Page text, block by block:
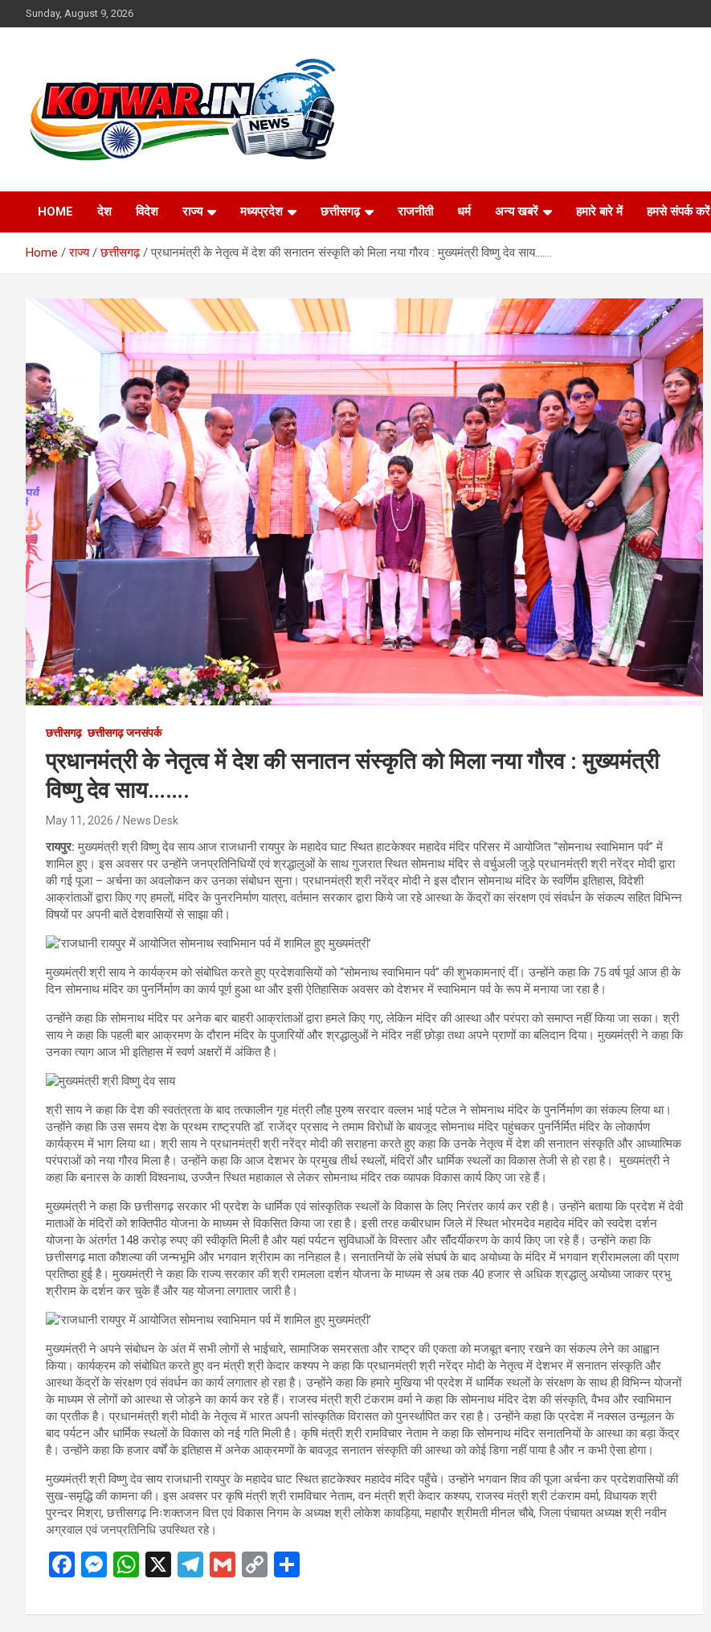
to
Sunday, August 9, 2026
kotwar.in
HOME देश विदेश राज्य मध्यप्रदेश छत्तीसगढ़ राजनीती धर्म अन्य खबरें हमारे बारे में हमसे संपर्क करें
Home राज्य छत्तीसगढ़ प्रधानमंत्री के नेतृत्व में देश की सनातन संस्कृति को मिला नया गौरव : मुख्यमंत्री विष्णु देव साय…….
छत्तीसगढ़ छत्तीसगढ़ जनसंपर्क
प्रधानमंत्री के नेतृत्व में देश की सनातन संस्कृति को मिला नया गौरव : मुख्यमंत्री
विष्णु देव साय…….
May 11, 2026 News Desk
रायपुर: मुख्यमंत्री श्री विष्णु देव साय आज राजधानी रायपुर के महादेव घाट स्थित हाटकेश्वर महादेव मंदिर परिसर में आयोजित “सोमनाथ स्वाभिमान पर्व” में
शामिल हुए। इस अवसर पर उन्होंने जनप्रतिनिधियों एवं श्रद्धालुओं के साथ गुजरात स्थित सोमनाथ मंदिर से वर्चुअली जुड़े प्रधानमंत्री श्री नरेंद्र मोदी द्वारा
की गई पूजा – अर्चना का अवलोकन कर उनका संबोधन सुना। प्रधानमंत्री श्री नरेंद्र मोदी ने इस दौरान सोमनाथ मंदिर के स्वर्णिम इतिहास, विदेशी
आक्रांताओं द्वारा किए गए हमलों, मंदिर के पुनरनिर्माण यात्रा, वर्तमान सरकार द्वारा किये जा रहे आस्था के केंद्रों का संरक्षण एवं संवर्धन के संकल्प सहित विभिन्न
विषयों पर अपनी बातें देशवासियों से साझा की।
मुख्यमंत्री श्री साय ने कार्यक्रम को संबोधित करते हुए प्रदेशवासियों को “सोमनाथ स्वाभिमान पर्व” की शुभकामनाएं दीं। उन्होंने कहा कि 75 वर्ष पूर्व आज ही के
दिन सोमनाथ मंदिर का पुनर्निर्माण का कार्य पूर्ण हुआ था और इसी ऐतिहासिक अवसर को देशभर में स्वाभिमान पर्व के रूप में मनाया जा रहा है।
उन्होंने कहा कि सोमनाथ मंदिर पर अनेक बार बाहरी आक्रांताओं द्वारा हमले किए गए, लेकिन मंदिर की आस्था और परंपरा को समाप्त नहीं किया जा सका। श्री
साय ने कहा कि पहली बार आक्रमण के दौरान मंदिर के पुजारियों और श्रद्धालुओं ने मंदिर नहीं छोड़ा तथा अपने प्राणों का बलिदान दिया। मुख्यमंत्री ने कहा कि
उनका त्याग आज भी इतिहास में स्वर्ण अक्षरों में अंकित है।
श्री साय ने कहा कि देश की स्वतंत्रता के बाद तत्कालीन गृह मंत्री लौह पुरुष सरदार वल्लभ भाई पटेल ने सोमनाथ मंदिर के पुनर्निर्माण का संकल्प लिया था।
उन्होंने कहा कि उस समय देश के प्रथम राष्ट्रपति डॉ. राजेंद्र प्रसाद ने तमाम विरोधों के बावजूद सोमनाथ मंदिर पहुंचकर पुनर्निर्मित मंदिर के लोकार्पण
कार्यक्रम में भाग लिया था। श्री साय ने प्रधानमंत्री श्री नरेंद्र मोदी की सराहना करते हुए कहा कि उनके नेतृत्व में देश की सनातन संस्कृति और आध्यात्मिक
परंपराओं को नया गौरव मिला है। उन्होंने कहा कि आज देशभर के प्रमुख तीर्थ स्थलों, मंदिरों और धार्मिक स्थलों का विकास तेजी से हो रहा है। मुख्यमंत्री ने
कहा कि बनारस के काशी विश्वनाथ, उज्जैन स्थित महाकाल से लेकर सोमनाथ मंदिर तक व्यापक विकास कार्य किए जा रहे हैं।
मुख्यमंत्री ने कहा कि छत्तीसगढ़ सरकार भी प्रदेश के धार्मिक एवं सांस्कृतिक स्थलों के विकास के लिए निरंतर कार्य कर रही है। उन्होंने बताया कि प्रदेश में देवी
माताओं के मंदिरों को शक्तिपीठ योजना के माध्यम से विकसित किया जा रहा है। इसी तरह कबीरधाम जिले में स्थित भोरमदेव महादेव मंदिर को स्वदेश दर्शन
योजना के अंतर्गत 148 करोड़ रुपए की स्वीकृति मिली है और यहां पर्यटन सुविधाओं के विस्तार और सौंदर्यीकरण के कार्य किए जा रहे हैं। उन्होंने कहा कि
छत्तीसगढ़ माता कौशल्या की जन्मभूमि और भगवान श्रीराम का ननिहाल है। सनातनियों के लंबे संघर्ष के बाद अयोध्या के मंदिर में भगवान श्रीरामलला की प्राण
प्रतिष्ठा हुई है। मुख्यमंत्री ने कहा कि राज्य सरकार की श्री रामलला दर्शन योजना के माध्यम से अब तक 40 हजार से अधिक श्रद्धालु अयोध्या जाकर प्रभु
श्रीराम के दर्शन कर चुके हैं और यह योजना लगातार जारी है।
मुख्यमंत्री ने अपने संबोधन के अंत में सभी लोगों से भाईचारे, सामाजिक समरसता और राष्ट्र की एकता को मजबूत बनाए रखने का संकल्प लेने का आह्वान
किया। कार्यक्रम को संबोधित करते हुए वन मंत्री श्री केदार कश्यप ने कहा कि प्रधानमंत्री श्री नरेंद्र मोदी के नेतृत्व में देशभर में सनातन संस्कृति और
आस्था केंद्रों के संरक्षण एवं संवर्धन का कार्य लगातार हो रहा है। उन्होंने कहा कि हमारे मुखिया भी प्रदेश में धार्मिक स्थलों के संरक्षण के साथ ही विभिन्न योजनों
के माध्यम से लोगों को आस्था से जोड़ने का कार्य कर रहे हैं। राजस्व मंत्री श्री टंकराम वर्मा ने कहा कि सोमनाथ मंदिर देश की संस्कृति, वैभव और स्वाभिमान
का प्रतीक है। प्रधानमंत्री श्री मोदी के नेतृत्व में भारत अपनी सांस्कृतिक विरासत को पुनर्स्थापित कर रहा है। उन्होंने कहा कि प्रदेश में नक्सल उन्मूलन के
बाद पर्यटन और धार्मिक स्थलों के विकास को नई गति मिली है। कृषि मंत्री श्री रामविचार नेताम ने कहा कि सोमनाथ मंदिर सनातनियों के आस्था का बड़ा केंद्र
है। उन्होंने कहा कि हजार वर्षों के इतिहास में अनेक आक्रमणों के बावजूद सनातन संस्कृति की आस्था को कोई डिगा नहीं पाया है और न कभी ऐसा होगा।
मुख्यमंत्री श्री विष्णु देव साय राजधानी रायपुर के महादेव घाट स्थित हाटकेश्वर महादेव मंदिर पहुँचे। उन्होंने भगवान शिव की पूजा अर्चना कर प्रदेशवासियों की
सुख-समृद्धि की कामना की। इस अवसर पर कृषि मंत्री श्री रामविचार नेताम, वन मंत्री श्री केदार कश्यप, राजस्व मंत्री श्री टंकराम वर्मा, विधायक श्री
पुरन्दर मिश्रा, छत्तीसगढ़ निःशक्तजन वित्त एवं विकास निगम के अध्यक्ष श्री लोकेश कावड़िया, महापौर श्रीमती मीनल चौबे, जिला पंचायत अध्यक्ष श्री नवीन
अग्रवाल एवं जनप्रतिनिधि उपस्थित रहे।
F
ce
M
se
W
at
X
T
e
G
ail
C
py ar